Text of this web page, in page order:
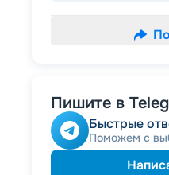
Пишите в
Быстрые
Поможем с